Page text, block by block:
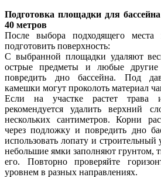
Подготовка площадки для
40 метров
После выбора подходящего места
подготовить поверхность:
С выбранной площадки удаляют
острые предметы и любые
повредить дно бассейна. Под
камешки могут проколоть материал
Если на участке растет трава
рекомендуется удалить верхний
нескольких сантиметров. Корни
через подложку и повредить дно
использовать лопату и строительный
небольшие ямки заполняют грунтом,
его. Повторно проверяйте
уровнем в разных направлениях.